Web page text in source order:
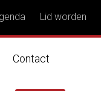
Lid worden
Contact